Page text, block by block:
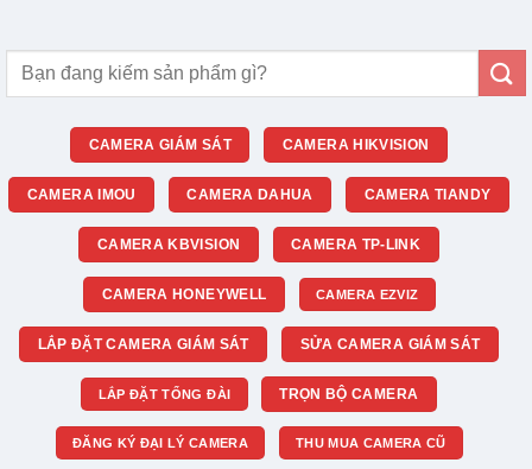
Tìm
CAMERA GIÁM SÁT CAMERA HIKVISION
CAMERA IMOU CAMERA DAHUA CAMERA TIANDY
CAMERA KBVISION CAMERA TP-LINK
CAMERA HONEYWELL CAMERA EZVIZ
LẮP ĐẶT CAMERA GIÁM SÁT SỬA CAMERA GIÁM SÁT
LẮP ĐẶT TỔNG ĐÀI TRỌN BỘ CAMERA
ĐĂNG KÝ ĐẠI LÝ CAMERA THU MUA CAMERA CŨ